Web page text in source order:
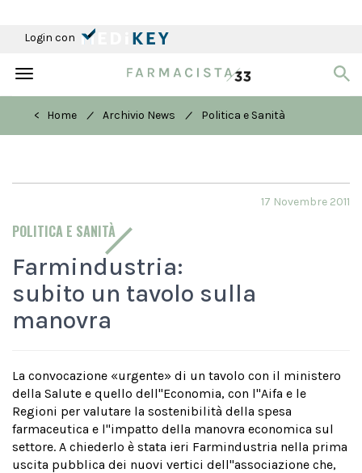
Login con
Toggle
< Home
/ Archivio News / Politica e Sanità
POLITICA E SANITÀ
17 Novembre 2011
Farmindustria:
subito un tavolo sulla
manovra
La convocazione «urgente» di un tavolo con il ministero
della Salute e quello dell''Economia, con l''Aifa e le
Regioni per valutare la sostenibilità della spesa
farmaceutica e l''impatto della manovra economica sul
settore. A chiederlo è stata ieri Farmindustria nella prima
uscita pubblica dei nuovi vertici dell''associazione che,